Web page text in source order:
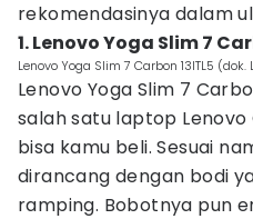
rekomendasinya dalam
1. Lenovo Yoga Slim 7
Lenovo Yoga Slim 7 Carbon 13ITL5 (dok.
Lenovo Yoga Slim 7
salah satu laptop
bisa kamu beli. Sesuai
dirancang dengan bodi
ramping. Bobotnya pun